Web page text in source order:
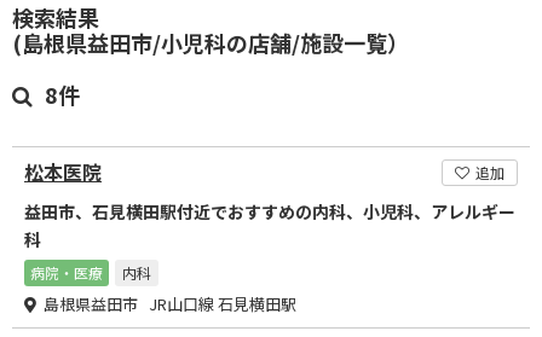
検索結果
(島根県益田市/小児科の店舗/施設一覧）
8件
松本医院 追加
益田市、石見横田駅付近でおすすめの内科、小児科、アレルギー
科
病院・医療 内科
島根県益田市 JR山口線 石見横田駅